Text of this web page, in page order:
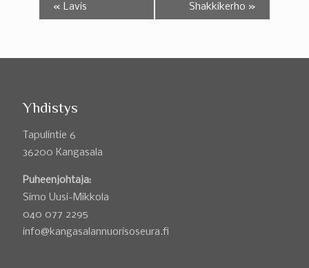
« Lavis Shakkikerho »
Yhdistys
Tapulintie 6
36200 Kangasala
Puheenjohtaja:
Simo Uusi-Mikkola
040 077 2295
info@kangasalannuorisoseura.fi